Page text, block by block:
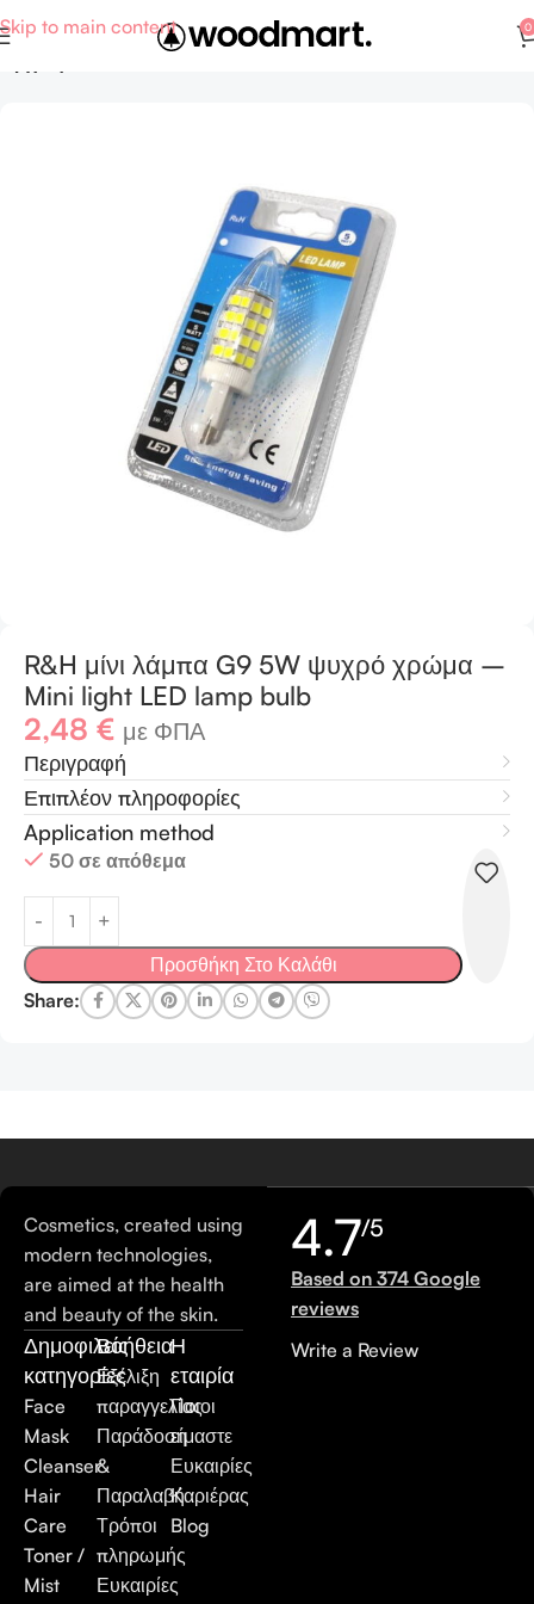
Skip to main content 0
R&H μίνι λάμπα G9 5W ψυχρό χρώμα –
Mini light LED lamp bulb
2,48 € με ΦΠΑ
Περιγραφή
Επιπλέον πληροφορίες
Application method
50 σε απόθεμα
Προσθήκη Στο Καλάθι
Share:
Cosmetics, created using
modern technologies,
are aimed at the health
and beauty of the skin.
Δημοφιλείς
κατηγορίες
Face
Mask
Cleanser
Hair
Care
Toner /
Mist
Βοήθεια
Εξέλιξη
παραγγελίας
Παράδοση
&
Παραλαβή
Τρόποι
πληρωμής
Ευκαιρίες
Η
εταιρία
Ποιοι
είμαστε
Ευκαιρίες
Καριέρας
Blog
4.7/5
Based on 374 Google
reviews
Write a Review